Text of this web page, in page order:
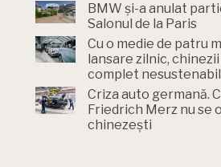
BMW și-a anulat
Salonul de la Paris
Cu o medie de patru
lansare zilnic,
complet nesustenabil
Criza auto germană.
Friedrich Merz nu se
chinezești